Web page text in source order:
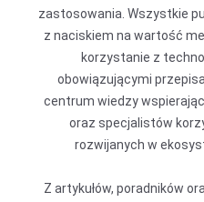
zastosowania. Wszystkie
z naciskiem na wartość
korzystanie z
obowiązującymi
centrum wiedzy
oraz specjalistów
rozwijanych w
Z artykułów, poradników